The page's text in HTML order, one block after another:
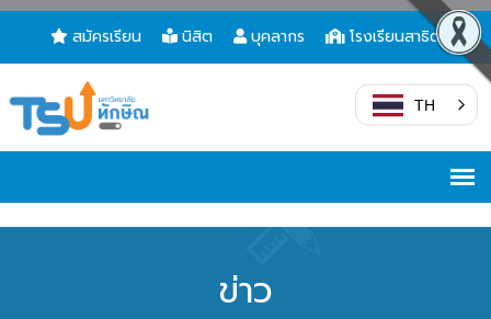
สมัครเรียน นิสิต บุคลากร โรงเรียนสาธิต
TH
ข่าว